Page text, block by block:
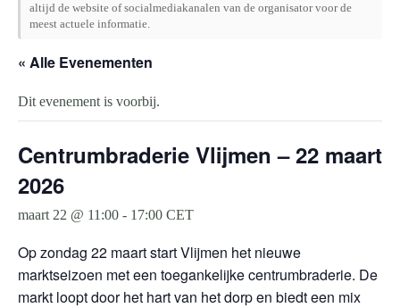
altijd de website of socialmediakanalen van de organisator voor de
meest actuele informatie.
« Alle Evenementen
Dit evenement is voorbij.
Centrumbraderie Vlijmen – 22 maart
2026
maart 22 @ 11:00 - 17:00 CET
Op zondag 22 maart start Vlijmen het nieuwe
marktseizoen met een toegankelijke centrumbraderie. De
markt loopt door het hart van het dorp en biedt een mix